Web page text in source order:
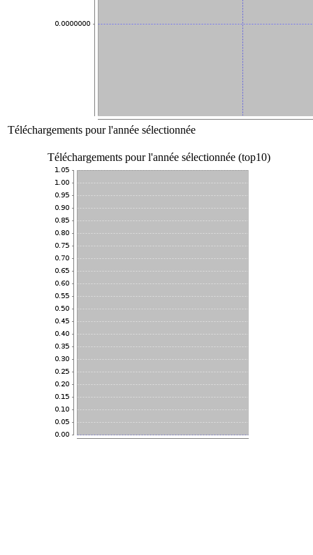
Téléchargements pour l'année sélectionnée
Téléchargements pour l'année sélectionnée (top10)